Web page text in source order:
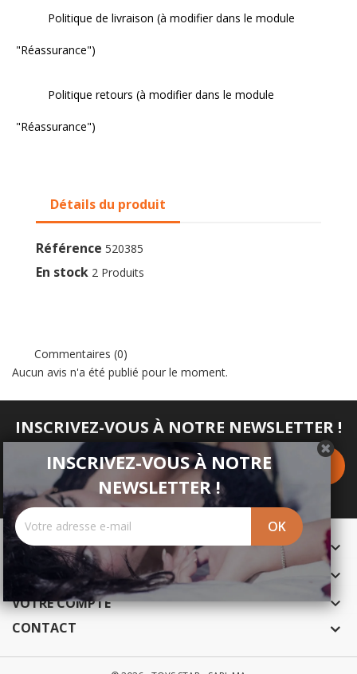
Politique de livraison (à modifier dans le module
"Réassurance")
Politique retours (à modifier dans le module
"Réassurance")
Détails du produit
Référence 520385
En stock 2 Produits
Commentaires (0)
Aucun avis n'a été publié pour le moment.
INSCRIVEZ-VOUS À NOTRE NEWSLETTER !
INSCRIVEZ-VOUS À NOTRE
NEWSLETTER !
PRODUITS 
NOTRE SOCIÉTÉ 
VOTRE COMPTE 
CONTACT